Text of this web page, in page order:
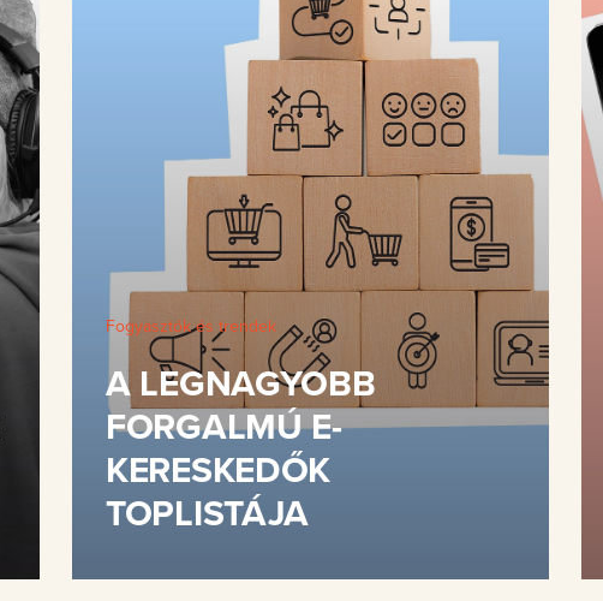
Fogyasztók és trendek
A LEGNAGYOBB
FORGALMÚ E-
KERESKEDŐK
TOPLISTÁJA